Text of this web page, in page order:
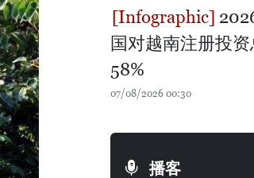
国对越南注册投
58%
07/08/2026 00:30
播客